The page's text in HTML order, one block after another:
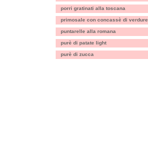
porri gratinati alla toscana
primosale con concassè di verdure
puntarelle alla romana
purè di patate light
purè di zucca